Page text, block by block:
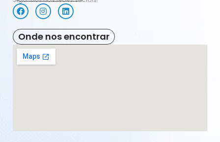
Onde nos encontrar